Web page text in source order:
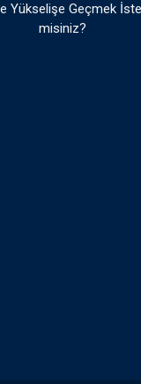
Yükselişe Geçmek
misiniz?